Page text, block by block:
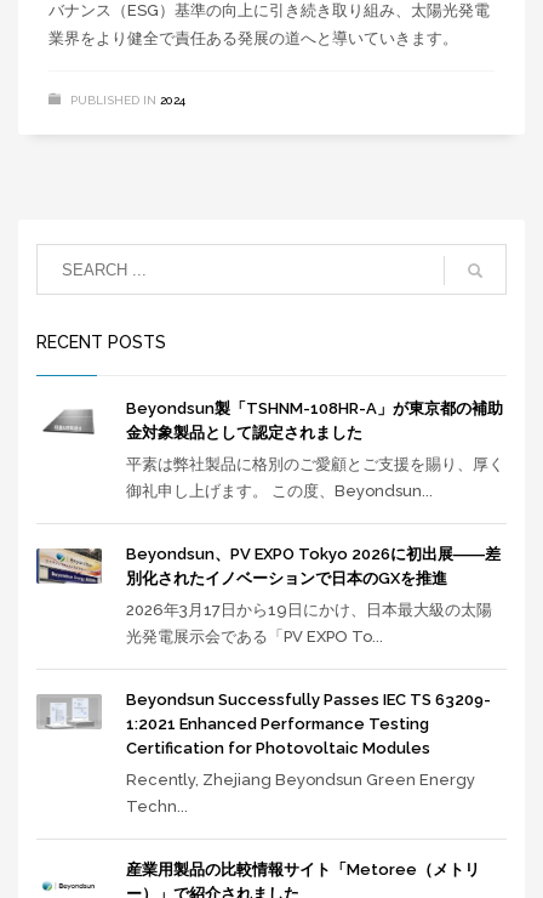
バナンス（ESG）基準の向上に引き続き取り組み、太陽光発電
業界をより健全で責任ある発展の道へと導いていきます。
PUBLISHED IN 2024
RECENT POSTS
Beyondsun製「TSHNM-108HR-A」が東京都の補助
金対象製品として認定されました
平素は弊社製品に格別のご愛顧とご支援を賜り、厚く
御礼申し上げます。 この度、Beyondsun...
Beyondsun、PV EXPO Tokyo 2026に初出展――差
別化されたイノベーションで日本のGXを推進
2026年3月17日から19日にかけ、日本最大級の太陽
光発電展示会である「PV EXPO To...
Beyondsun Successfully Passes IEC TS 63209-
1:2021 Enhanced Performance Testing
Certification for Photovoltaic Modules
Recently, Zhejiang Beyondsun Green Energy
Techn...
産業用製品の比較情報サイト「Metoree（メトリ
ー）」で紹介されました